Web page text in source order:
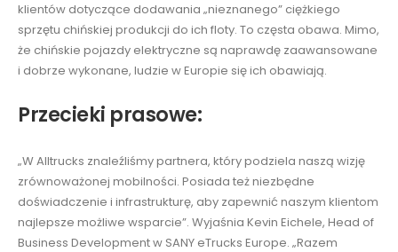
klientów dotyczące dodawania „nieznanego” ciężkiego
sprzętu chińskiej produkcji do ich floty. To częsta obawa. Mimo,
że chińskie pojazdy elektryczne są naprawdę zaawansowane
i dobrze wykonane, ludzie w Europie się ich obawiają.
Przecieki prasowe:
„W Alltrucks znaleźliśmy partnera, który podziela naszą wizję
zrównoważonej mobilności. Posiada też niezbędne
doświadczenie i infrastrukturę, aby zapewnić naszym klientom
najlepsze możliwe wsparcie”. Wyjaśnia Kevin Eichele, Head of
Business Development w SANY eTrucks Europe. „Razem